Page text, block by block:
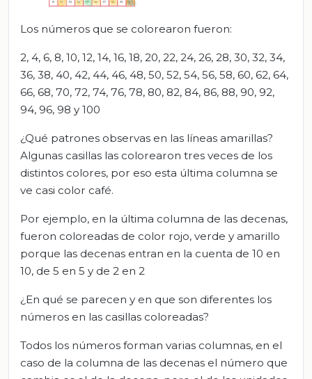
Los números que se colorearon fueron:
2, 4, 6, 8, 10, 12, 14, 16, 18, 20, 22, 24, 26, 28, 30, 32, 34,
36, 38, 40, 42, 44, 46, 48, 50, 52, 54, 56, 58, 60, 62, 64,
66, 68, 70, 72, 74, 76, 78, 80, 82, 84, 86, 88, 90, 92,
94, 96, 98 y 100
¿Qué patrones observas en las líneas amarillas?
Algunas casillas las colorearon tres veces de los
distintos colores, por eso esta última columna se
ve casi color café.
Por ejemplo, en la última columna de las decenas,
fueron coloreadas de color rojo, verde y amarillo
porque las decenas entran en la cuenta de 10 en
10, de 5 en 5 y de 2 en 2
¿En qué se parecen y en que son diferentes los
números en las casillas coloreadas?
Todos los números forman varias columnas, en el
caso de la columna de las decenas el número que